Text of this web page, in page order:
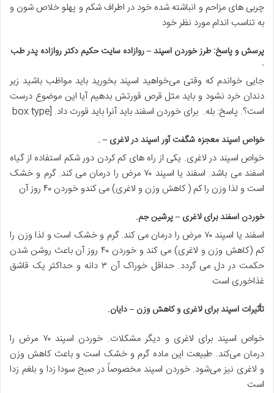
چربی های مزاحم و انباشته شده خود در اطراف شکم و پهلو خلاص شون و
به تناسب اندام مورد نظر خود
پرسش و پاسخ: طرز خوردن اسپند – روازاده سایت حکیم دکتر روازاده پدر طب
.
جایی خواندم که وقتی می‌خواهید اسپند بخورید باید مواظب باشید زیر
دندان خرد نشود و باید مثل قرص قورتش بدهیم آیا این موضوع درست
است؟. پاسخ: بله. برای خوردن اسفند باید آنرا باید قورت داد. [box type
خواص اسپند معجزه شگفت آور اسپند در لاغری – .
خواص اسپند در لاغری. یکی از راه های کم کردن دور شکم استفاده از گیاه
اسفند می باشد. اسفند یا اسپند ۷۰ مرض را درمان می کند. گرم و خشک
است و لذا وزن را کم ( کاهش وزن و لاغری) می کندو خوردن ۴۰ روز آن
خوردن اسفند برای لاغری – پرشین جم.
اسفند یا اسپند ۷۰ مرض را درمان می کند. گرم و خشک است و لذا وزن را
کم (کاهش وزن و لاغری) می کند و خوردن ۴۰ روز آن باعث روشن شدن
حکمت در دل می گردد. حداقل خوراک آن ۳ دانه و حداکثر یک قاشق
غذاخوری است
تأثیرات اسپند برای لاغری و کاهش وزن – دایان.
خواص اسپند برای لاغری و دیگر مشکلات. خوردن اسپند ۷۰ مرض را
درمان می‌کند. طبیعت این ماده گرم و خشک است و باعث کاهش وزن
و لاغری نیز می‌شود. خوردن اسپند مخصوصاً در صبح سودا زدا و بلغم زدا
است